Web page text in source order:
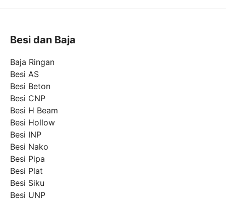
Besi dan Baja
Baja Ringan
Besi AS
Besi Beton
Besi CNP
Besi H Beam
Besi Hollow
Besi INP
Besi Nako
Besi Pipa
Besi Plat
Besi Siku
Besi UNP